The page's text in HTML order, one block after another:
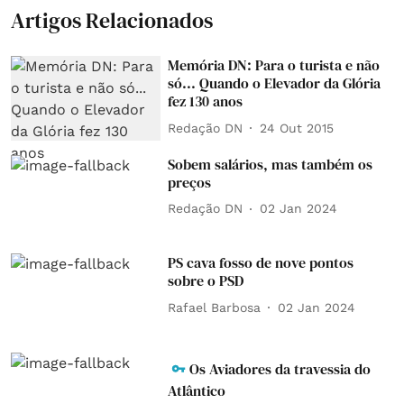
Artigos Relacionados
Memória DN: Para o turista e não
só... Quando o Elevador da Glória
fez 130 anos
Redação DN 24 Out 2015
Sobem salários, mas também os
preços
Redação DN 02 Jan 2024
PS cava fosso de nove pontos
sobre o PSD
Rafael Barbosa 02 Jan 2024
Os Aviadores da travessia do
Atlântico